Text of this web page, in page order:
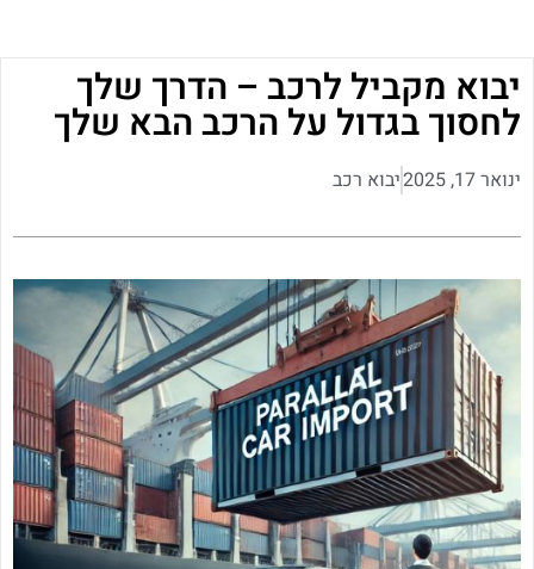
יבוא מקביל לרכב – הדרך שלך
לחסוך בגדול על הרכב הבא שלך
ינואר 17, 2025 יבוא רכב